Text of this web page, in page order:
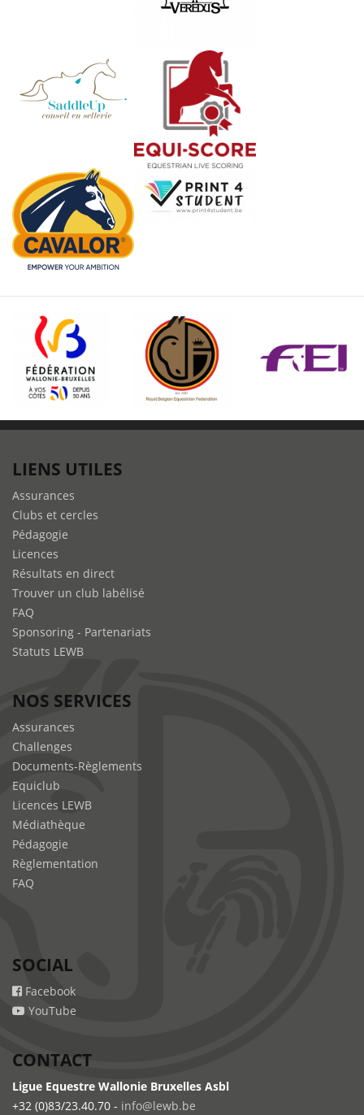
LIENS UTILES
Assurances
Clubs et cercles
Pédagogie
Licences
Résultats en direct
Trouver un club labélisé
FAQ
Sponsoring - Partenariats
Statuts LEWB
NOS SERVICES
Assurances
Challenges
Documents-Règlements
Equiclub
Licences LEWB
Médiathèque
Pédagogie
Règlementation
FAQ
SOCIAL
Facebook
YouTube
CONTACT
Ligue Equestre Wallonie Bruxelles Asbl
+32 (0)83/23.40.70 - info@lewb.be